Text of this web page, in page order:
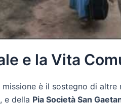
e la Vita
è il sostegno di
e della Pia Società San